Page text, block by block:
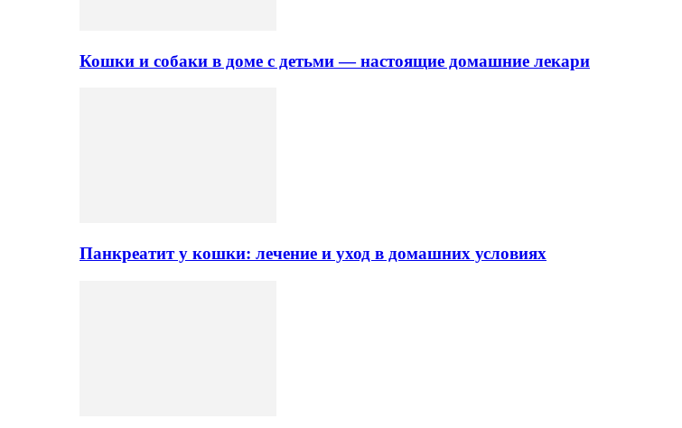
Кошки и собаки в доме с детьми — настоящие домашние лекари
Панкреатит у кошки: лечение и уход в домашних условиях